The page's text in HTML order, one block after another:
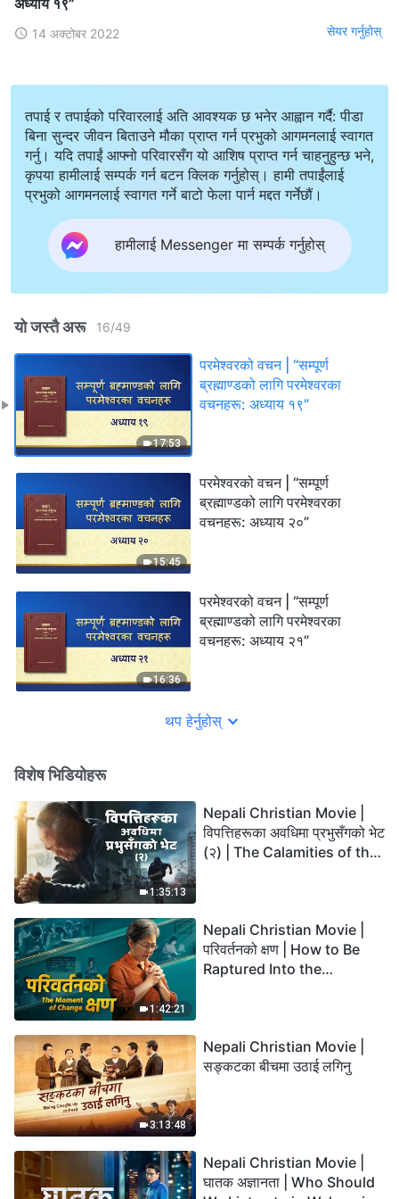
14 अक्टोबर 2022 सेयर गर्नुहोस्
तपाई र तपाईको परिवारलाई अति आवश्यक छ भनेर आह्वान गर्दै: पीडा
बिना सुन्दर जीवन बिताउने मौका प्राप्त गर्न प्रभुको आगमनलाई स्वागत
गर्नु। यदि तपाईं आफ्नो परिवारसँग यो आशिष प्राप्त गर्न चाहनुहुन्छ भने,
कृपया हामीलाई सम्पर्क गर्न बटन क्लिक गर्नुहोस्। हामी तपाईंलाई
प्रभुको आगमनलाई स्वागत गर्ने बाटो फेला पार्न मद्दत गर्नेछौं।
हामीलाई Messenger मा सम्पर्क गर्नुहोस्
यो जस्तै अरू 16/49
17:53
परमेश्‍वरको वचन | “सम्पूर्ण
ब्रह्माण्डको लागि परमेश्‍वरका
वचनहरू: अध्याय १९”
15:45
परमेश्‍वरको वचन | “सम्पूर्ण
ब्रह्माण्डको लागि परमेश्‍वरका
वचनहरू: अध्याय २०”
16:36
परमेश्‍वरको वचन | “सम्पूर्ण
ब्रह्माण्डको लागि परमेश्‍वरका
वचनहरू: अध्याय २१”
थप हेर्नुहोस्
विशेष भिडियोहरू
1:35:13
Nepali Christian Movie |
विपत्तिहरूका अवधिमा प्रभुसँगको भेट
(२) | The Calamities of the
1:42:21
Nepali Christian Movie |
परिवर्तनको क्षण | How to Be
Raptured Into the
3:13:48
Nepali Christian Movie |
सङ्कटका बीचमा उठाई लगिनु
Nepali Christian Movie |
घातक अज्ञानता | Who Should